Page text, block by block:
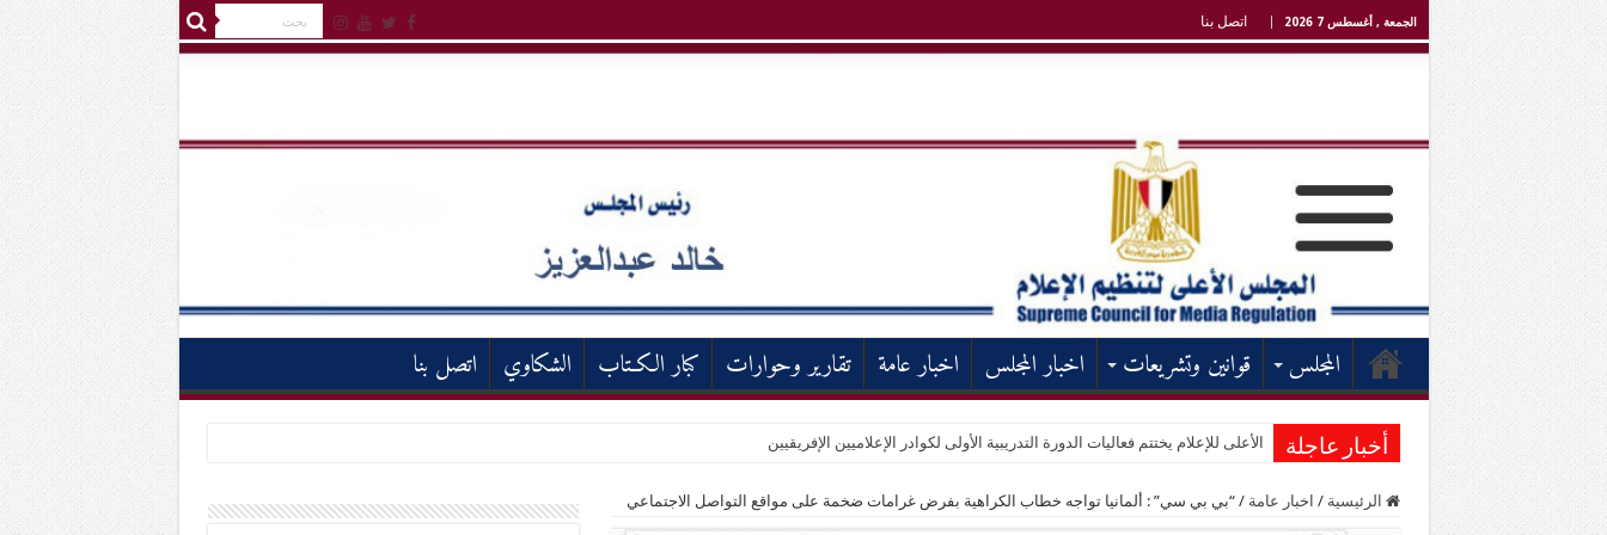
الجمعة , أغسطس 7 2026 اتصل بنا
المجلس قوانين وتشريعات اخبار المجلس اخبار عامة تقارير وحوارات كبار الكـتاب الشكاوي اتصل بنا
أخبار عاجلة الأعلى للإعلام يختتم فعاليات الدورة التدريبية الأولى لكوادر الإعلاميين الإفريقيين
الرئيسية / اخبار عامة / “بي بي سي” : ألمانيا تواجه خطاب الكراهية بفرض غرامات ضخمة على مواقع التواصل الاجتماعي